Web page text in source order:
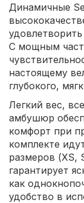
Динамичные
С мощным
настоящему
глубокого,
Легкий вес,
амбушюр
комфорт при
комплекте
размеров (XS,
гарантирует
как
удобство в